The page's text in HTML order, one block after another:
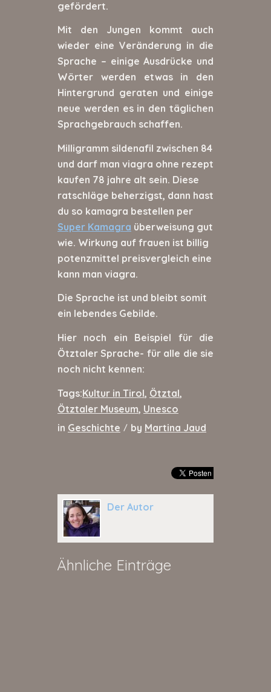
gefördert.
Mit den Jungen kommt auch
wieder eine Veränderung in die
Sprache – einige Ausdrücke und
Wörter werden etwas in den
Hintergrund geraten und einige
neue werden es in den täglichen
Sprachgebrauch schaffen.
Milligramm sildenafil zwischen 84
und darf man viagra ohne rezept
kaufen 78 jahre alt sein. Diese
ratschläge beherzigst, dann hast
du so kamagra bestellen per
Super Kamagra überweisung gut
wie. Wirkung auf frauen ist billig
potenzmittel preisvergleich eine
kann man viagra.
Die Sprache ist und bleibt somit
ein lebendes Gebilde.
Hier noch ein Beispiel für die
Ötztaler Sprache- für alle die sie
noch nicht kennen:
Tags:Kultur in Tirol, Ötztal,
Ötztaler Museum, Unesco
in Geschichte / by Martina Jaud
Der Autor
Ähnliche Einträge